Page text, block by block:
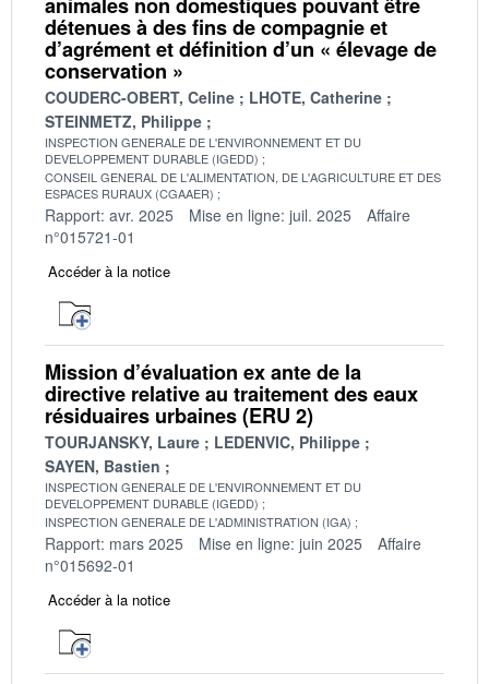
détenues à des fins de compagnie et
d’agrément et définition d’un « élevage de
conservation »
COUDERC-OBERT, Celine
LHOTE, Catherine
STEINMETZ, Philippe
INSPECTION GENERALE DE L'ENVIRONNEMENT ET DU
DEVELOPPEMENT DURABLE (IGEDD)
CONSEIL GENERAL DE L'ALIMENTATION, DE L'AGRICULTURE ET DES
ESPACES RURAUX (CGAAER)
Rapport: avr. 2025 Mise en ligne: juil. 2025
Affaire
n°015721-01
Accéder à la notice
Mission d’évaluation ex ante de la
directive relative au traitement des eaux
résiduaires urbaines (ERU 2)
TOURJANSKY, Laure
LEDENVIC, Philippe
SAYEN, Bastien
INSPECTION GENERALE DE L'ENVIRONNEMENT ET DU
DEVELOPPEMENT DURABLE (IGEDD)
INSPECTION GENERALE DE L'ADMINISTRATION (IGA)
Rapport: mars 2025 Mise en ligne: juin 2025
Affaire
n°015692-01
Accéder à la notice